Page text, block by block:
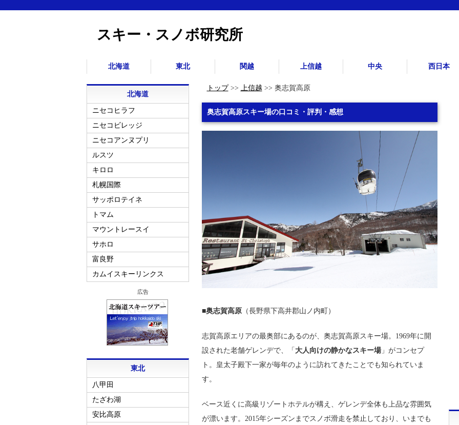
スキー・スノボ研究所
北海道 東北 関越 上信越 中央 西日本
トップ>> 上信越 >> 奥志賀高原
奥志賀高原スキー場の口コミ・評判・感想
■奥志賀高原（長野県下高井郡山ノ内町）
志賀高原エリアの最奥部にあるのが、奥志賀高原スキー場。1969年に開
設された老舗ゲレンデで、「 大人向けの静かなスキー場」がコンセプ
ト。皇太子殿下一家が毎年のように訪れてきたことでも知られていま
す。
ベース近くに高級リゾートホテルが構え、ゲレンデ全体も上品な雰囲気
が漂います。2015年シーズンまでスノボ滑走を禁止しており、いまでも
北海道
ニセコヒラフ
ニセコビレッジ
ニセコアンヌプリ
ルスツ
キロロ
札幌国際
サッポロテイネ
トマム
マウントレースイ
サホロ
富良野
カムイスキーリンクス
広告
東北
八甲田
たざわ湖
安比高原